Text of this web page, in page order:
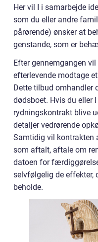
Her vil I i samarbejde
som du eller andre
pårørende) ønsker at
genstande, som er
Efter gennemgangen
efterlevende modtage
Dette tilbud omhandler
dødsboet. Hvis du eller
rydningskontrakt blive
detaljer vedrørende
Samtidig vil kontrakten
som aftalt, aftale om
datoen for
selvfølgelig de effekter,
beholde.